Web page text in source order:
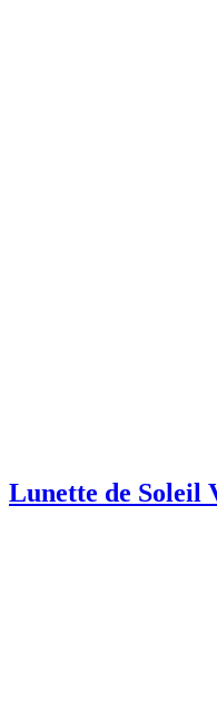
Lunette de Soleil